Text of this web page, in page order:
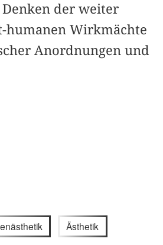
der weiter
humanen Wirkmächte
Anordnungen und
Ästhetik